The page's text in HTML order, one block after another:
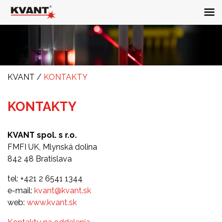
KVANT / KONTAKTY
KONTAKTY
KVANT spol. s r.o.
FMFI UK, Mlynská dolina
842 48 Bratislava
tel: +421 2 6541 1344
e-mail: kvant@kvant.sk
web: www.kvant.sk